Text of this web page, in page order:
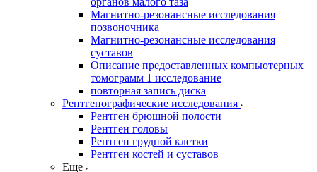
Магнитно-резонансные исследования
позвоночника
Магнитно-резонансные исследования
суставов
Описание предоставленных компьютерных
томограмм 1 исследование
повторная запись диска
Рентгенографические исследования
Рентген брюшной полости
Рентген головы
Рентген грудной клетки
Рентген костей и суставов
Еще